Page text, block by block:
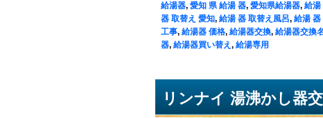
給湯器, 愛知 県 給湯 器, 愛知県給湯器, 給湯
器 取替え 愛知, 給湯 器 取替え風呂, 給湯 器
工事, 給湯器 価格, 給湯器交換, 給湯器交換
器, 給湯器買い替え , 給湯専用
リンナイ 湯沸かし器